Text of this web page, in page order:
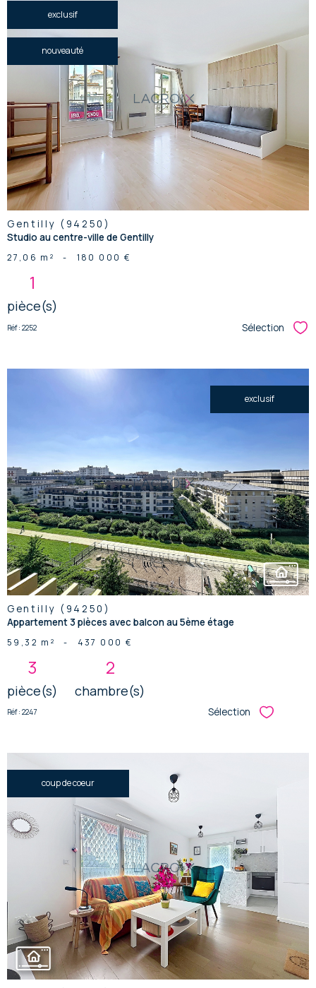
exclusif
nouveauté
voir le
bien
Gentilly (94250)
Studio au centre-ville de Gentilly
27,06 m² - 180 000 €
1
pièce(s)
Réf : 2252 Sélection
exclusif
voir le
bien
Gentilly (94250)
Appartement 3 pièces avec balcon au 5ème étage
59,32 m² - 437 000 €
3
pièce(s)
2
chambre(s)
Réf : 2247 Sélection Sélectionner
coup de coeur
voir le
bien